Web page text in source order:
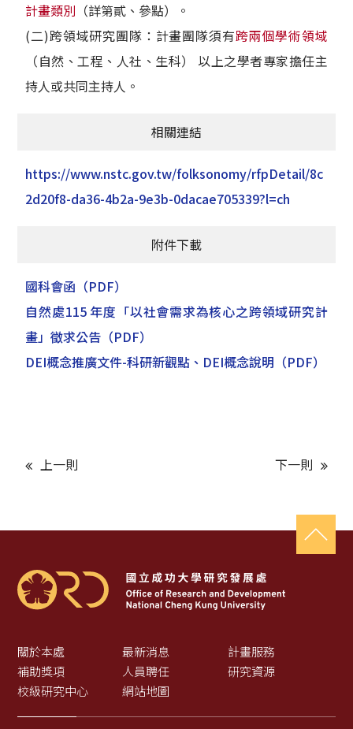
計畫類別 （詳第貳、參點）。
(二)跨領域研究團隊：計畫團隊須有跨兩個學術領域
（自然、工程、人社、生科） 以上之學者專家擔任主
持人或共同主持人。
相關連結
https://www.nstc.gov.tw/folksonomy/rfpDetail/8c
2d20f8-da36-4b2a-9e3b-0dacae705339?l=ch
附件下載
國科會函 （PDF）
自然處115 年度「以社會需求為核心之跨領域研究計
畫」徵求公告 （PDF）
DEI概念推廣文件-科研新觀點、DEI概念說明 （PDF）
上一則 下一則
關於本處 最新消息
計畫服務
補助獎項
人員聘任
研究資源
校級研究中心
網站地圖